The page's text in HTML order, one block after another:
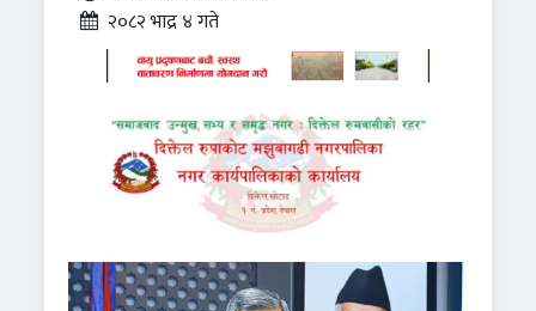
२०८२ भाद्र ४ गते